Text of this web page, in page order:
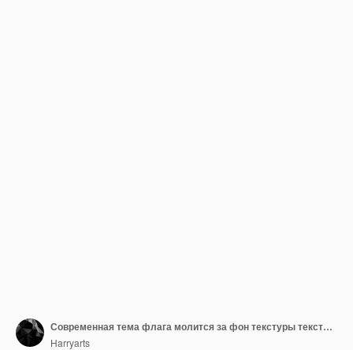
Современная тема флага молится за фон текстуры текста украины
Harryarts